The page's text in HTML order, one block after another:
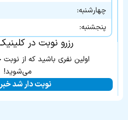
چهارشنبه:
پنجشنبه:
رزرو نوبت در
اولین نفری باشید که از
می‌شوید!
نوبت دار شد